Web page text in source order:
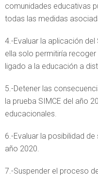
comunidades educativas
todas las medidas
4.-Evaluar la aplicación del
ella solo permitiría
ligado a la educación a
5.-Detener las
la prueba SIMCE del año
educacionales.
6.-Evaluar la posibilidad
año 2020.
7.-Suspender el proceso